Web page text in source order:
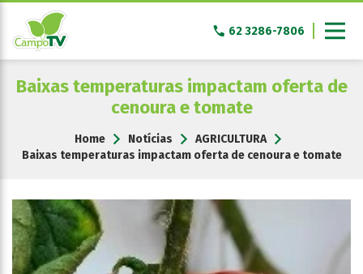
Pular
conteúdo
62 3286-7806
Baixas temperaturas impactam oferta de
cenoura e tomate
Home Notícias
AGRICULTURA
Baixas temperaturas impactam oferta de cenoura e tomate